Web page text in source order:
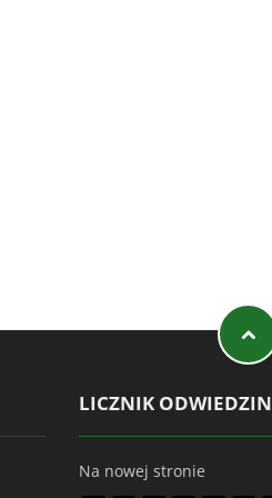
LICZNIK ODWIEDZIN
Na nowej stronie